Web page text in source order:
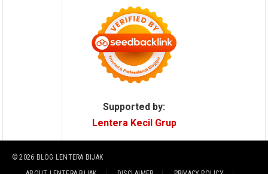
Supported by:
Lentera Kecil Grup
© 2026 BLOG LENTERA BIJAK